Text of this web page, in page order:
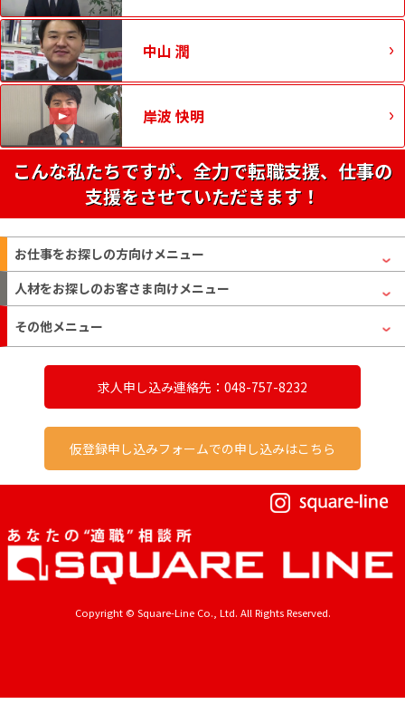
中山 潤
岸波 快明
こんな私たちですが、全力で転職支援、仕事の
支援をさせていただきます！
お仕事をお探しの方向けメニュー
人材をお探しのお客さま向けメニュー
その他メニュー
求人申し込み連絡先：048-757-8232
仮登録申し込みフォームでの申し込みはこちら
Copyright © Square-Line Co., Ltd. All Rights Reserved.